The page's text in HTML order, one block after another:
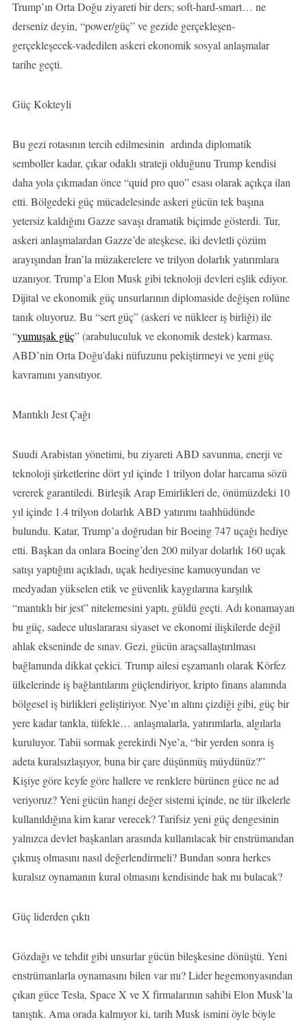
Trump’ın Orta Doğu ziyareti bir ders; soft-hard-smart… ne
derseniz deyin, “power/güç” ve gezide gerçekleşen-
gerçekleşecek-vadedilen askeri ekonomik sosyal anlaşmalar
tarihe geçti.
Güç Kokteyli
Bu gezi rotasının tercih edilmesinin ardında diplomatik
semboller kadar, çıkar odaklı strateji olduğunu Trump kendisi
daha yola çıkmadan önce “quid pro quo” esası olarak açıkça ilan
etti. Bölgedeki güç mücadelesinde askeri gücün tek başına
yetersiz kaldığını Gazze savaşı dramatik biçimde gösterdi. Tur,
askeri anlaşmalardan Gazze’de ateşkese, iki devletli çözüm
arayışından İran’la müzakerelere ve trilyon dolarlık yatırımlara
uzanıyor. Trump’a Elon Musk gibi teknoloji devleri eşlik ediyor.
Dijital ve ekonomik güç unsurlarının diplomaside değişen rolüne
tanık oluyoruz. Bu “sert güç” (askeri ve nükleer iş birliği) ile
“yumuşak güç” (arabuluculuk ve ekonomik destek) karması.
ABD’nin Orta Doğu’daki nüfuzunu pekiştirmeyi ve yeni güç
kavramını yansıtıyor.
Mantıklı Jest Çağı
Suudi Arabistan yönetimi, bu ziyareti ABD savunma, enerji ve
teknoloji şirketlerine dört yıl içinde 1 trilyon dolar harcama sözü
vererek garantiledi. Birleşik Arap Emirlikleri de, önümüzdeki 10
yıl içinde 1.4 trilyon dolarlık ABD yatırımı taahhüdünde
bulundu. Katar, Trump’a doğrudan bir Boeing 747 uçağı hediye
etti. Başkan da onlara Boeing’den 200 milyar dolarlık 160 uçak
satışı yaptığını açıkladı, uçak hediyesine kamuoyundan ve
medyadan yükselen etik ve güvenlik kaygılarına karşılık
“mantıklı bir jest” nitelemesini yaptı, güldü geçti. Adı konamayan
bu güç, sadece uluslararası siyaset ve ekonomi ilişkilerde değil
ahlak ekseninde de sınav. Gezi, gücün araçsallaştırılması
bağlamında dikkat çekici. Trump ailesi eşzamanlı olarak Körfez
ülkelerinde iş bağlantılarını güçlendiriyor, kripto finans alanında
bölgesel iş birlikleri geliştiriyor. Nye’ın altını çizdiği gibi, güç bir
yere kadar tankla, tüfekle… anlaşmalarla, yatırımlarla, algılarla
kuruluyor. Tabii sormak gerekirdi Nye’a, “bir yerden sonra iş
adeta kuralsızlaşıyor, buna bir çare düşünmüş müydünüz?”
Kişiye göre keyfe göre hallere ve renklere bürünen güce ne ad
veriyoruz? Yeni gücün hangi değer sistemi içinde, ne tür ilkelerle
kullanıldığına kim karar verecek? Tarifsiz yeni güç dengesinin
yalnızca devlet başkanları arasında kullanılacak bir enstrümandan
çıkmış olmasını nasıl değerlendirmeli? Bundan sonra herkes
kuralsız oynamanın kural olmasını kendisinde hak mı bulacak?
Güç liderden çıktı
Gözdağı ve tehdit gibi unsurlar gücün bileşkesine dönüştü. Yeni
enstrümanlarla oynamasını bilen var mı? Lider hegemonyasından
çıkan güce Tesla, Space X ve X firmalarının sahibi Elon Musk’la
tanıştık. Ama orada kalmıyor ki, tarih Musk ismini öyle böyle